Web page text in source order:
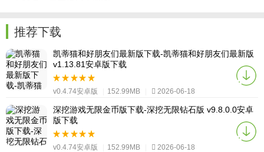
推荐下载
凯蒂猫和好朋友们最新版下载-凯蒂猫和好朋友们最新版
v1.13.81安卓版下载
v0.4.74安卓版 152.99MB 2026-06-18
深挖游戏无限金币版下载-深挖无限钻石版 v9.8.0.0安卓
版下载
v0.4.74安卓版 152.99MB 2026-06-18